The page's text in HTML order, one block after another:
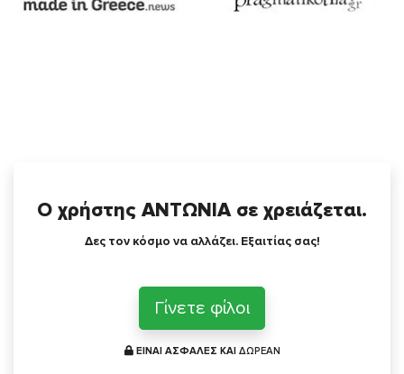
Ο χρήστης ΑΝΤΩΝΙΑ σε χρειάζεται.
Δες τον κόσμο να αλλάζει. Εξαιτίας σας!
Γίνετε φίλοι
ΕΙΝΑΙ ΑΣΦΑΛΕΣ ΚΑΙ ΔΩΡΕΑΝ